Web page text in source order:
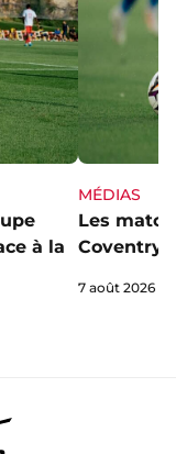
à la
MÉDIAS
Les
Coventry
7 août 2026